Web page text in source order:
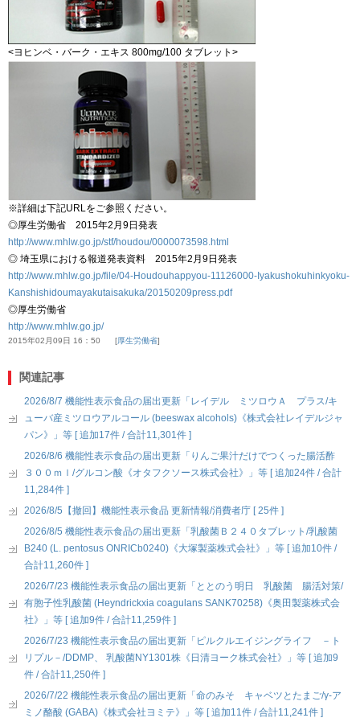
<ヨヒンベ・バーク・エキス 800mg/100 タブレット>
※詳細は下記URLをご参照ください。
◎厚生労働省 2015年2月9日発表
http://www.mhlw.go.jp/stf/houdou/0000073598.html
◎ 埼玉県における報道発表資料 2015年2月9日発表
http://www.mhlw.go.jp/file/04-Houdouhappyou-11126000-Iyakushokuhinkyoku-
Kanshishidoumayakutaisakuka/20150209press.pdf
◎厚生労働省
http://www.mhlw.go.jp/
2015年02月09日 16：50 厚生労働省
関連記事
2026/8/7 機能性表示食品の届出更新「レイデル ミツロウＡ プラス/キ
ューバ産ミツロウアルコール (beeswax alcohols)《株式会社レイデルジャ
パン》」等 [ 追加17件 / 合計11,301件 ]
2026/8/6 機能性表示食品の届出更新「りんご果汁だけでつくった腸活酢
３００ｍｌ/グルコン酸《オタフクソース株式会社》」等 [ 追加24件 / 合計
11,284件 ]
2026/8/5【撤回】機能性表示食品 更新情報/消費者庁 [ 25件 ]
2026/8/5 機能性表示食品の届出更新「乳酸菌Ｂ２４０タブレット/乳酸菌
B240 (L. pentosus ONRICb0240)《大塚製薬株式会社》」等 [ 追加10件 /
合計11,260件 ]
2026/7/23 機能性表示食品の届出更新「ととのう明日 乳酸菌 腸活対策/
有胞子性乳酸菌 (Heyndrickxia coagulans SANK70258)《奥田製薬株式会
社》」等 [ 追加9件 / 合計11,259件 ]
2026/7/23 機能性表示食品の届出更新「ピルクルエイジングライフ －ト
リプル－/DDMP、 乳酸菌NY1301株《日清ヨーク株式会社》」等 [ 追加9
件 / 合計11,250件 ]
2026/7/22 機能性表示食品の届出更新「命のみそ キャベツとたまご/γ-ア
ミノ酪酸 (GABA)《株式会社ヨミテ》」等 [ 追加11件 / 合計11,241件 ]